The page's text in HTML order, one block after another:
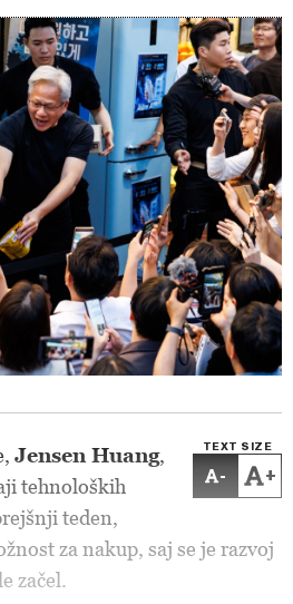
TEXT SIZE
- +
Jensen Huang,
tehnoloških
teden,
za nakup, saj se je razvoj
začel.